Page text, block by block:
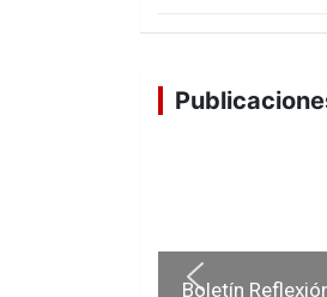
Boletín